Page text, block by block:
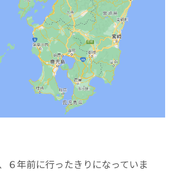
６年前に行ったきりになっていま